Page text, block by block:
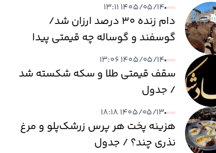
جستجو ۱۴۰۵/۰۵/۱۴ ۱۳:۱۱
دام زنده ۳۰ درصد ارزان شد/
گوسفند و گوساله چه قیمتی پیدا
کرد؟
۱۴۰۵/۰۵/۱۴ ۱۳:۰۶
سقف قیمتی طلا و سکه شکسته شد
/ جدول
۱۴۰۵/۰۵/۱۳ ۱۸:۱۸
هزینه پخت هر پرس زرشک‌پلو و مرغ
نذری چند؟ / جدول